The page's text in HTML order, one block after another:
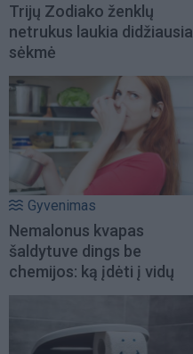
Trijų Zodiako ženklų
netrukus laukia didžiausia
sėkmė
Gyvenimas
Nemalonus kvapas
šaldytuve dings be
chemijos: ką įdėti į vidų